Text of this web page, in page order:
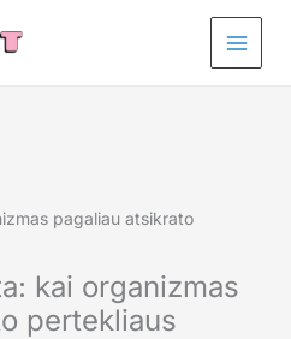
pagaliau atsikrato
kai organizmas
pertekliaus